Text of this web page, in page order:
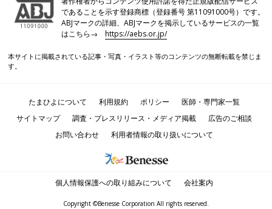
であることを示す登録商標（登録番号 第11091000号）です。
ABJマークの詳細、ABJマークを掲示しているサービスの一覧
はこちら→https://aebs.or.jp/
本サイトに掲載されている記事・写真・イラスト等のコンテンツの無断転載を禁じま
す。
たまひよについて 利用規約 ポリシー
医師・専門家一覧
サイトマップ
調査・プレスリリース・メディア掲載
広告のご相談
お問い合わせ
利用者情報の取り扱いについて
個人情報保護への取り組みについて 会社案内
Copyright ©Benesse Corporation All rights reserved.